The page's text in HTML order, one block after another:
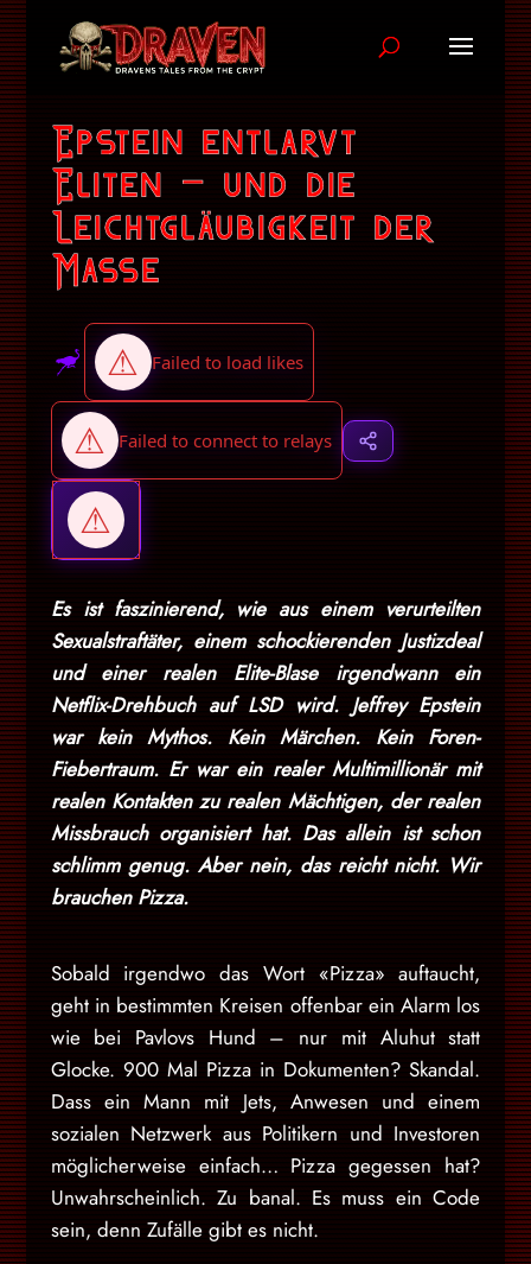
Epstein entlarvt
Eliten – und die
Leichtgläubigkeit der
Masse
Es ist faszinierend, wie aus einem verurteilten
Sexualstraftäter, einem schockierenden Justizdeal
und einer realen Elite-Blase irgendwann ein
Netflix-Drehbuch auf LSD wird. Jeffrey Epstein
war kein Mythos. Kein Märchen. Kein Foren-
Fiebertraum. Er war ein realer Multimillionär mit
realen Kontakten zu realen Mächtigen, der realen
Missbrauch organisiert hat. Das allein ist schon
schlimm genug. Aber nein, das reicht nicht. Wir
brauchen Pizza.
Sobald irgendwo das Wort «Pizza» auftaucht,
geht in bestimmten Kreisen offenbar ein Alarm los
wie bei Pavlovs Hund – nur mit Aluhut statt
Glocke. 900 Mal Pizza in Dokumenten? Skandal.
Dass ein Mann mit Jets, Anwesen und einem
sozialen Netzwerk aus Politikern und Investoren
möglicherweise einfach… Pizza gegessen hat?
Unwahrscheinlich. Zu banal. Es muss ein Code
sein, denn Zufälle gibt es nicht.